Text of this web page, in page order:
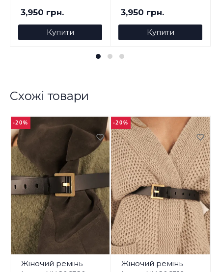
3,950 грн.
Купити
3,950 грн.
Купити
Схожі товари
-20%
Жіночий ремінь
-20%
Жіночий ремінь